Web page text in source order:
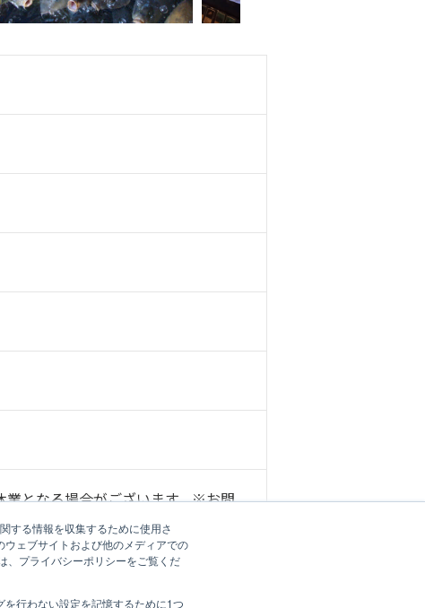
する情報を収集するために使用さ
ェブサイトおよび他のメディアでの
、プライバシーポリシーをご覧くだ
行わない設定を記憶するために1つ
業となる場合がございます。※お問
ラベルにお願いします。
各施設に帰属します。出版物・教材の複写･転載･
してご利用いただけます。他の目的に利用する場